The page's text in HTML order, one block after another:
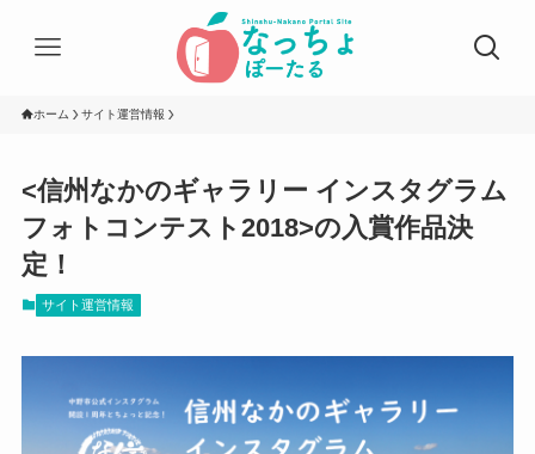
ホーム サイト運営情報
<信州なかのギャラリー インスタグラム
フォトコンテスト2018>の入賞作品決
定！
サイト運営情報